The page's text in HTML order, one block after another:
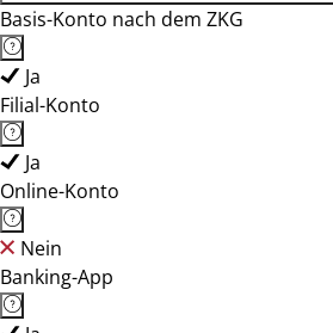
Basis-Konto nach dem ZKG
Ja
Filial-Konto
Ja
Online-Konto
Nein
Banking-App